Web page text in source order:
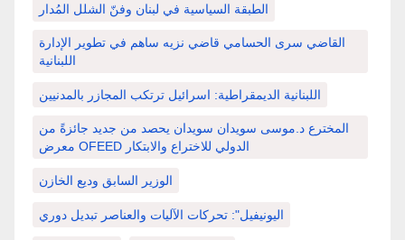
الطبقة السياسية في لبنان وفنّ الشلل المُدار
القاضي سرى الحسامي قاضي نزيه ساهم في تطوير الإدارة
اللبنانية
اللبنانية الديمقراطية: اسرائيل ترتكب المجازر بالمدنيين
المخترع د.موسى سويدان سويدان يحصد من جديد جائزةً من
معرض OFEED الدولي للاختراع والابتكار
الوزير السابق وديع الخازن
اليونيفيل": تحركات الآليات والعناصر تبديل دوري